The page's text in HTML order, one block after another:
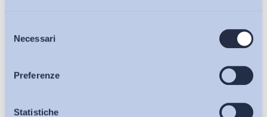
delNecessari
Preferenze
Statistiche
Bollettini ADAPT
Articoli
Osservatori
possibilità di veder riconosciuta da un titolo legale la
L’Italia
, ma questa
ossatura è ancora cartilagine. A ragione si ripete che
serveunsistema